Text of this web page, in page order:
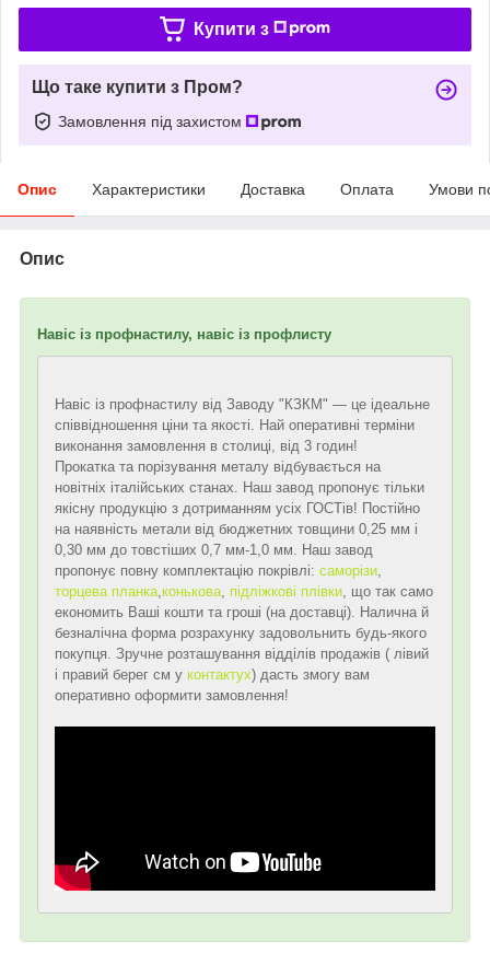
Купити з
Що таке купити з Пром?
Замовлення під захистом
Опис Характеристики Доставка Оплата Умови
Опис
Навіс із профнастилу, навіс із профлисту
Навіс із профнастилу від Заводу "КЗКМ" — це ідеальне
співвідношення ціни та якості. Най оперативні терміни
виконання замовлення в столиці, від 3 годин!
Прокатка та порізування металу відбувається на
новітніх італійських станах. Наш завод пропонує тільки
якісну продукцію з дотриманням усіх ГОСТів! Постійно
на наявність метали від бюджетних товщини 0,25 мм і
0,30 мм до товстіших 0,7 мм-1,0 мм. Наш завод
пропонує повну комплектацію покрівлі: саморізи
торцева планка конькова підліжкові плівки , що так само
економить Ваші кошти та гроші (на доставці). Налична й
безналічна форма розрахунку задовольнить будь-якого
покупця. Зручне розташування відділів продажів ( лівий
і правий берег см у контактух) дасть змогу вам
оперативно оформити замовлення!